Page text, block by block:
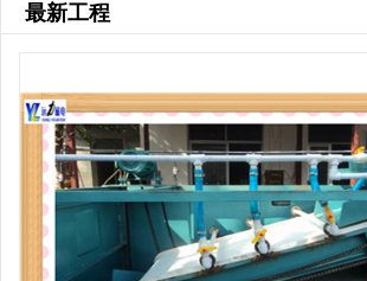
最新工程